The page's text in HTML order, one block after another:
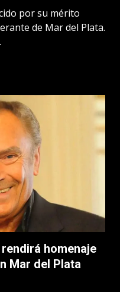
por su mérito
de Mar del Plata.
homenaje
Mar del Plata